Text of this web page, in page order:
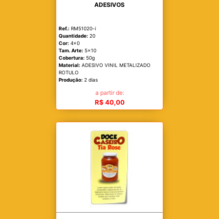
ADESIVOS
Ref.: RM51020-i
Quantidade: 20
Cor: 4x0
Tam. Arte: 5x10
Cobertura: 50g
Material: ADESIVO VINIL METALIZADO
ROTULO
Produção: 2 dias
a partir de:
R$ 40,00